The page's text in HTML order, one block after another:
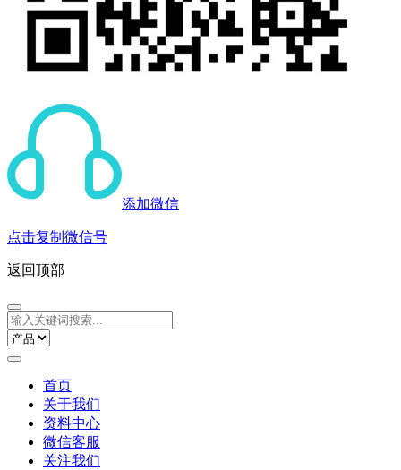
添加微信
点击复制微信号
返回顶部
首页
关于我们
资料中心
微信客服
关注我们